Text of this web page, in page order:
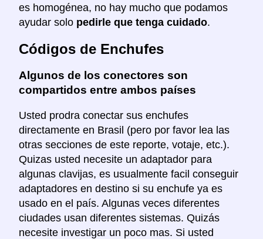
es homogénea, no hay mucho que podamos
ayudar solo pedirle que tenga cuidado.
Códigos de Enchufes
Algunos de los conectores son
compartidos entre ambos países
Usted prodra conectar sus enchufes
directamente en Brasil (pero por favor lea las
otras secciones de este reporte, votaje, etc.).
Quizas usted necesite un adaptador para
algunas clavijas, es usualmente facil conseguir
adaptadores en destino si su enchufe ya es
usado en el país. Algunas veces diferentes
ciudades usan diferentes sistemas. Quizás
necesite investigar un poco mas. Si usted